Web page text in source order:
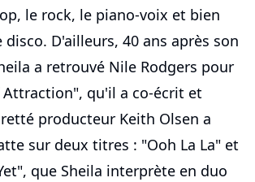
le rock, le piano-voix et bien
D'ailleurs, 40 ans après son
a retrouvé Nile Rodgers pour
qu'il a co-écrit et
producteur Keith Olsen a
sur deux titres : "Ooh La La" et
que Sheila interprète en duo